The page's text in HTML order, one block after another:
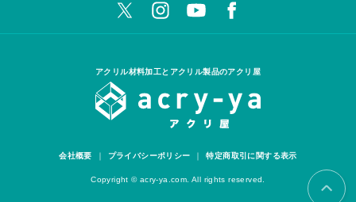
アクリル材料加工とアクリル製品のアクリ屋
会社概要 プライバシーポリシー 特定商取引に関する表示
Copyright © acry-ya.com. All rights reserved.